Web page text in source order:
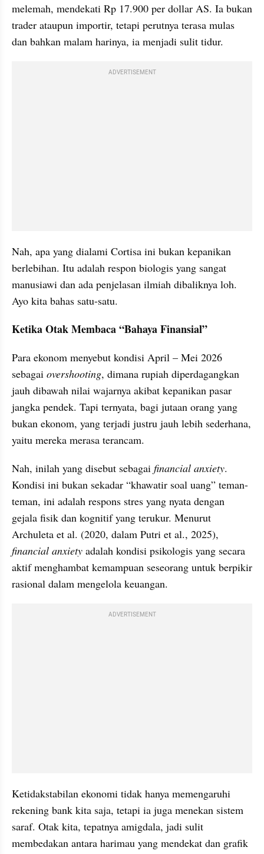
melemah, mendekati Rp 17.900 per dollar AS. Ia bukan
trader ataupun importir, tetapi perutnya terasa mulas
dan bahkan malam harinya, ia menjadi sulit tidur.
ADVERTISEMENT
Nah, apa yang dialami Cortisa ini bukan kepanikan
berlebihan. Itu adalah respon biologis yang sangat
manusiawi dan ada penjelasan ilmiah dibaliknya loh.
Ayo kita bahas satu-satu.
Ketika Otak Membaca “Bahaya Finansial”
Para ekonom menyebut kondisi April – Mei 2026
sebagai overshooting, dimana rupiah diperdagangkan
jauh dibawah nilai wajarnya akibat kepanikan pasar
jangka pendek. Tapi ternyata, bagi jutaan orang yang
bukan ekonom, yang terjadi justru jauh lebih sederhana,
yaitu mereka merasa terancam.
Nah, inilah yang disebut sebagai financial anxiety.
Kondisi ini bukan sekadar “khawatir soal uang” teman-
teman, ini adalah respons stres yang nyata dengan
gejala fisik dan kognitif yang terukur. Menurut
financial anxiety adalah kondisi psikologis yang secara
aktif menghambat kemampuan seseorang untuk berpikir
rasional dalam mengelola keuangan.
ADVERTISEMENT
Ketidakstabilan ekonomi tidak hanya memengaruhi
rekening bank kita saja, tetapi ia juga menekan sistem
saraf. Otak kita, tepatnya amigdala, jadi sulit
membedakan antara harimau yang mendekat dan grafik